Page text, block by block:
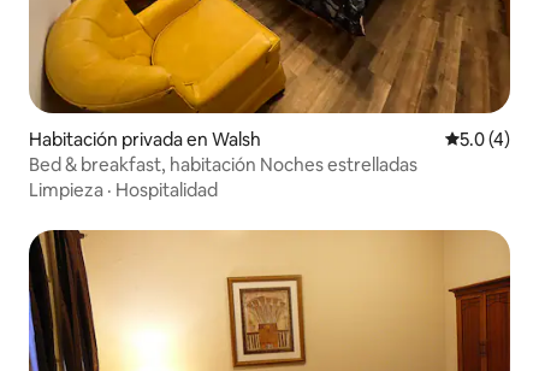
Habitación privada en Walsh
5.0 (4)
Bed & breakfast, habitación Noches estrelladas
Limpieza · Hospitalidad